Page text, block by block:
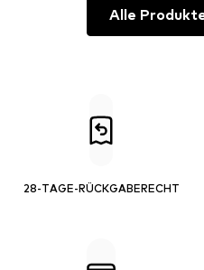
Alle
28-TAGE-RÜCKGABERECHT